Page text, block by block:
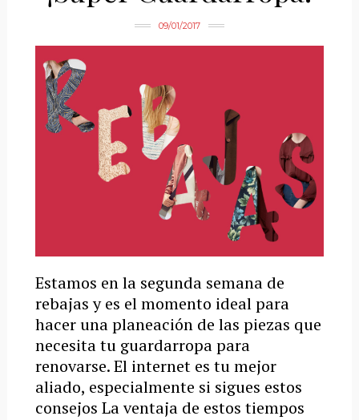
09/01/2017
Estamos en la segunda semana de
rebajas y es el momento ideal para
hacer una planeación de las piezas que
necesita tu guardarropa para
renovarse. El internet es tu mejor
aliado, especialmente si sigues estos
consejos La ventaja de estos tiempos